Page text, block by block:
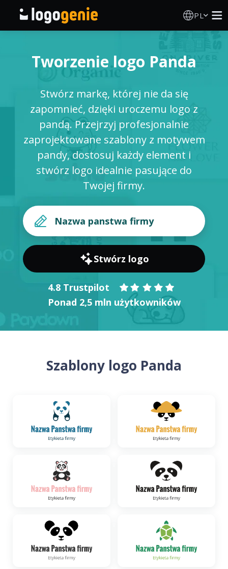
PL
Generator logo AI
Pomysły na logo
Produkty drukowane
ZALOGUJ SIĘ
Tworzenie logo Panda
Stwórz markę, której nie da się
zapomnieć, dzięki uroczemu logo z
pandą. Przejrzyj profesjonalnie
zaprojektowane szablony z motywem
pandy, dostosuj każdy element i
stwórz logo idealnie pasujące do
Twojej firmy.
Stwórz logo
4.8 Trustpilot
Ponad 2,5 mln użytkowników
Szablony logo Panda